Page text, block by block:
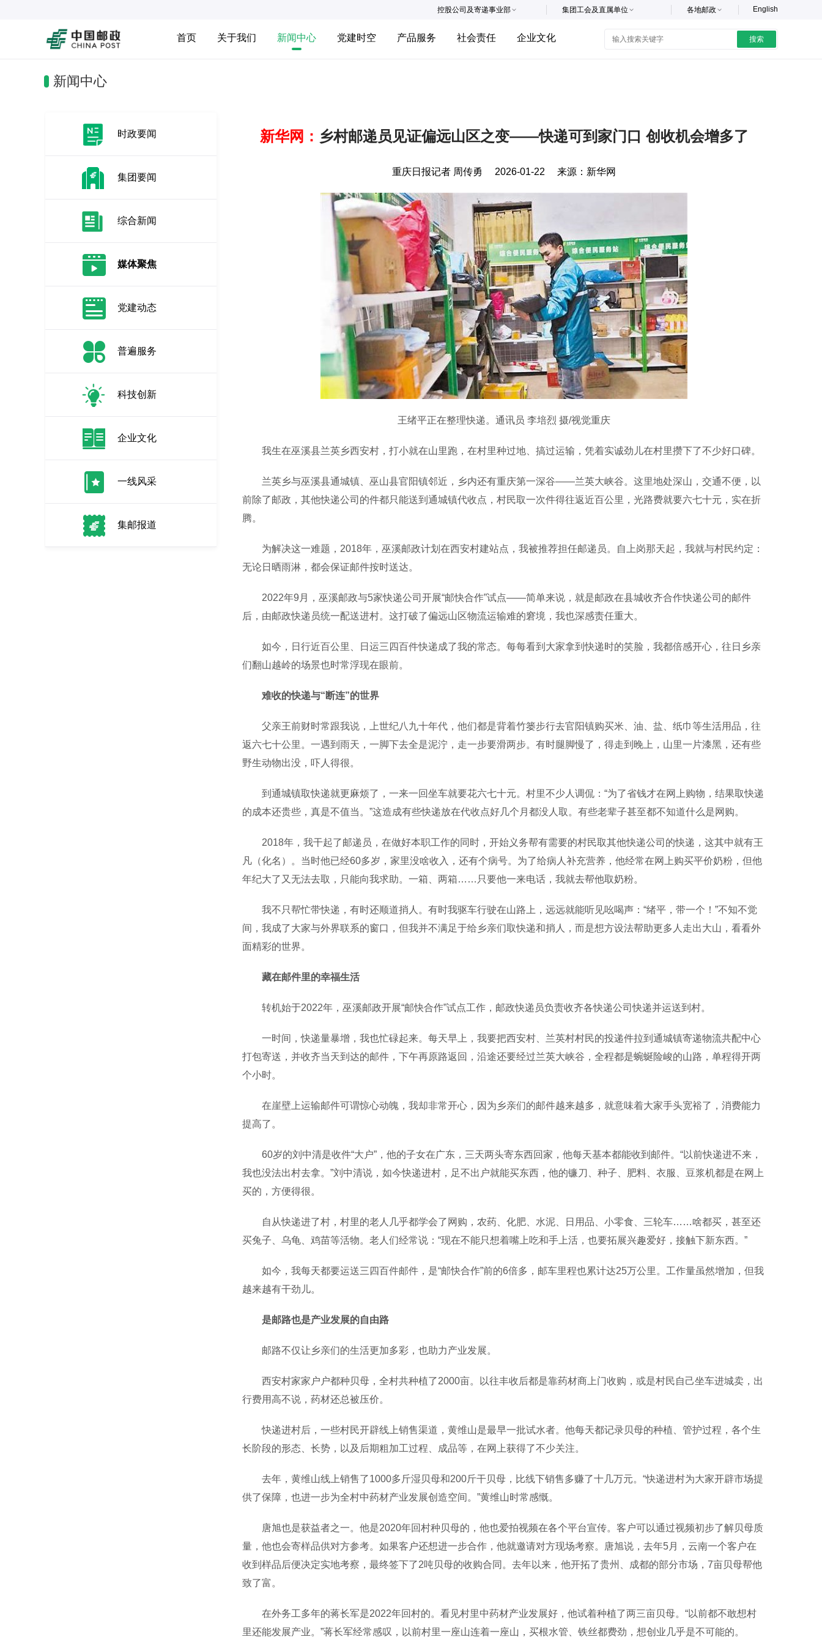
English
各地邮政
集团工会及直属单位
控股公司及寄递事业部
首页 关于我们 新闻中心 党建时空 产品服务 社会责任 企业文化 搜索
新闻中心
时政要闻
集团要闻
综合新闻
媒体聚焦
党建动态
普遍服务
科技创新
企业文化
一线风采
集邮报道
新华网： 乡村邮递员见证偏远山区之变——快递可到家门口 创收机会增多了
重庆日报记者 周传勇 2026-01-22 来源： 新华网
王绪平正在整理快递。通讯员 李培烈 摄/视觉重庆
我生在巫溪县兰英乡西安村，打小就在山里跑，在村里种过地、搞过运输，凭着实诚劲儿在村里攒下了不少好口碑。
兰英乡与巫溪县通城镇、巫山县官阳镇邻近，乡内还有重庆第一深谷——兰英大峡谷。这里地处深山，交通不便，以
前除了邮政，其他快递公司的件都只能送到通城镇代收点，村民取一次件得往返近百公里，光路费就要六七十元，实在折
腾。
为解决这一难题，2018年，巫溪邮政计划在西安村建站点，我被推荐担任邮递员。自上岗那天起，我就与村民约定：
无论日晒雨淋，都会保证邮件按时送达。
2022年9月，巫溪邮政与5家快递公司开展“邮快合作”试点——简单来说，就是邮政在县城收齐合作快递公司的邮件
后，由邮政快递员统一配送进村。这打破了偏远山区物流运输难的窘境，我也深感责任重大。
如今，日行近百公里、日运三四百件快递成了我的常态。每每看到大家拿到快递时的笑脸，我都倍感开心，往日乡亲
们翻山越岭的场景也时常浮现在眼前。
难收的快递与“断连”的世界
父亲王前财时常跟我说，上世纪八九十年代，他们都是背着竹篓步行去官阳镇购买米、油、盐、纸巾等生活用品，往
返六七十公里。一遇到雨天，一脚下去全是泥泞，走一步要滑两步。有时腿脚慢了，得走到晚上，山里一片漆黑，还有些
野生动物出没，吓人得很。
到通城镇取快递就更麻烦了，一来一回坐车就要花六七十元。村里不少人调侃：“为了省钱才在网上购物，结果取快递
的成本还贵些，真是不值当。”这造成有些快递放在代收点好几个月都没人取。有些老辈子甚至都不知道什么是网购。
2018年，我干起了邮递员，在做好本职工作的同时，开始义务帮有需要的村民取其他快递公司的快递，这其中就有王
凡（化名）。当时他已经60多岁，家里没啥收入，还有个病号。为了给病人补充营养，他经常在网上购买平价奶粉，但他
年纪大了又无法去取，只能向我求助。一箱、两箱……只要他一来电话，我就去帮他取奶粉。
我不只帮忙带快递，有时还顺道捎人。有时我驱车行驶在山路上，远远就能听见吆喝声：“绪平，带一个！”不知不觉
间，我成了大家与外界联系的窗口，但我并不满足于给乡亲们取快递和捎人，而是想方设法帮助更多人走出大山，看看外
面精彩的世界。
藏在邮件里的幸福生活
转机始于2022年，巫溪邮政开展“邮快合作”试点工作，邮政快递员负责收齐各快递公司快递并运送到村。
一时间，快递量暴增，我也忙碌起来。每天早上，我要把西安村、兰英村村民的投递件拉到通城镇寄递物流共配中心
打包寄送，并收齐当天到达的邮件，下午再原路返回，沿途还要经过兰英大峡谷，全程都是蜿蜒险峻的山路，单程得开两
个小时。
在崖壁上运输邮件可谓惊心动魄，我却非常开心，因为乡亲们的邮件越来越多，就意味着大家手头宽裕了，消费能力
提高了。
60岁的刘中清是收件“大户”，他的子女在广东，三天两头寄东西回家，他每天基本都能收到邮件。“以前快递进不来，
我也没法出村去拿。”刘中清说，如今快递进村，足不出户就能买东西，他的镰刀、种子、肥料、衣服、豆浆机都是在网上
买的，方便得很。
自从快递进了村，村里的老人几乎都学会了网购，农药、化肥、水泥、日用品、小零食、三轮车……啥都买，甚至还
买兔子、乌龟、鸡苗等活物。老人们经常说：“现在不能只想着嘴上吃和手上活，也要拓展兴趣爱好，接触下新东西。”
如今，我每天都要运送三四百件邮件，是“邮快合作”前的6倍多，邮车里程也累计达25万公里。工作量虽然增加，但我
越来越有干劲儿。
是邮路也是产业发展的自由路
邮路不仅让乡亲们的生活更加多彩，也助力产业发展。
西安村家家户户都种贝母，全村共种植了2000亩。以往丰收后都是靠药材商上门收购，或是村民自己坐车进城卖，出
行费用高不说，药材还总被压价。
快递进村后，一些村民开辟线上销售渠道，黄维山是最早一批试水者。他每天都记录贝母的种植、管护过程，各个生
长阶段的形态、长势，以及后期粗加工过程、成品等，在网上获得了不少关注。
去年，黄维山线上销售了1000多斤湿贝母和200斤干贝母，比线下销售多赚了十几万元。“快递进村为大家开辟市场提
供了保障，也进一步为全村中药材产业发展创造空间。”黄维山时常感慨。
唐旭也是获益者之一。他是2020年回村种贝母的，他也爱拍视频在各个平台宣传。客户可以通过视频初步了解贝母质
量，他也会寄样品供对方参考。如果客户还想进一步合作，他就邀请对方现场考察。唐旭说，去年5月，云南一个客户在
收到样品后便决定实地考察，最终签下了2吨贝母的收购合同。去年以来，他开拓了贵州、成都的部分市场，7亩贝母帮他
致了富。
在外务工多年的蒋长军是2022年回村的。看见村里中药材产业发展好，他试着种植了两三亩贝母。“以前都不敢想村
里还能发展产业。”蒋长军经常感叹，以前村里一座山连着一座山，买根水管、铁丝都费劲，想创业几乎是不可能的。